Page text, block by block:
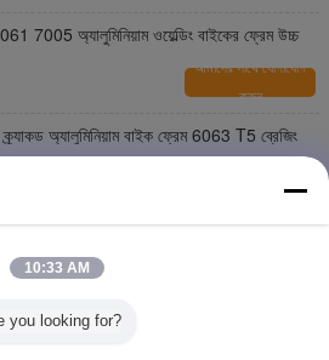
7005 অ্যালুমিনিয়াম ওয়েল্ডিং বাইকের ফ্রেম উচ্চ
আমাদের সাথে যোগাযোগ
করুন
ক্র্যাকড অ্যালুমিনিয়াম বাইক ফ্রেম 6063 T5 ব্রেজিং
ওয়েল্ডিং অ্যালুমিনিয়াম বাইক ফ্রেম 7005
10:33 AM
you looking for?